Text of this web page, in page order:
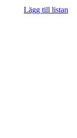
Lägg till listan